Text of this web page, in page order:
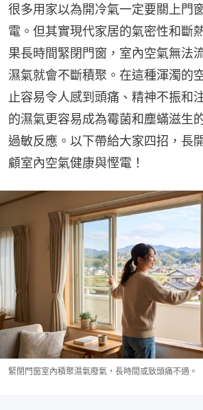
很多用家以為開冷氣一定要關上門
電。但其實現代家居的氣密性和斷
果長時間緊閉門窗，室內空氣無法
濕氣就會不斷積聚。在這種渾濁的
止容易令人感到頭痛、精神不振和
的濕氣更容易成為霉菌和塵蟎滋生
過敏反應。以下帶給大家四招，長
顧室內空氣健康與慳電！
緊閉門窗室內積聚濕氣廢氣，長時間或致頭痛不適。